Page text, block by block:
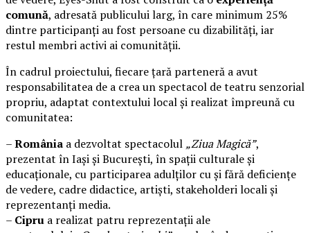
comună, adresată publicului larg, în care minimum 25%
dintre participanți au fost persoane cu dizabilități, iar
restul membri activi ai comunității.
În cadrul proiectului, fiecare țară parteneră a avut
responsabilitatea de a crea un spectacol de teatru senzorial
propriu, adaptat contextului local și realizat împreună cu
comunitatea:
–România a dezvoltat spectacolul „Ziua Magică”,
prezentat în Iași și București, în spații culturale și
educaționale, cu participarea adulților cu și fără deficiențe
de vedere, cadre didactice, artiști, stakeholderi locali și
reprezentanți media.
– Cipru a realizat patru reprezentații ale